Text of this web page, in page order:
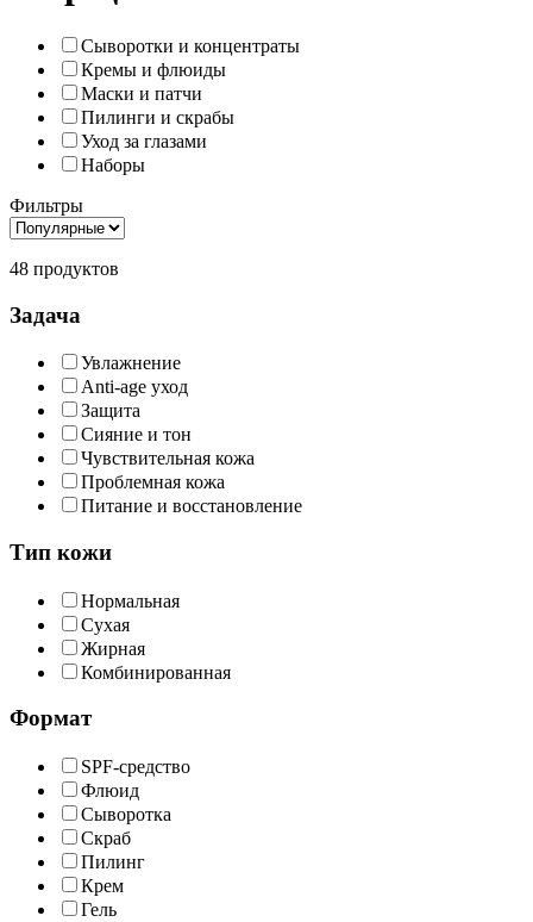
Сыворотки и концентраты
Кремы и флюиды
Маски и патчи
Пилинги и скрабы
Уход за глазами
Наборы
Фильтры
48 продуктов
Задача
Увлажнение
Anti-age уход
Защита
Сияние и тон
Чувствительная кожа
Проблемная кожа
Питание и восстановление
Тип кожи
Нормальная
Сухая
Жирная
Комбинированная
Формат
SPF-средство
Флюид
Сыворотка
Скраб
Пилинг
Крем
Гель